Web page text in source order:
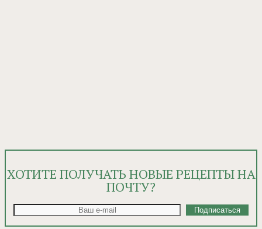
ХОТИТЕ ПОЛУЧАТЬ НОВЫЕ РЕЦЕПТЫ НА
ПОЧТУ?